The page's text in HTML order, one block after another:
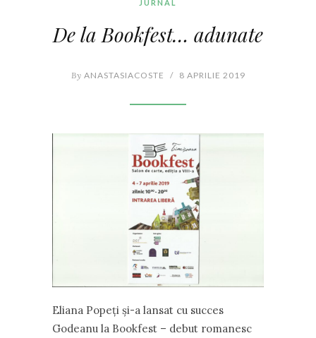
JURNAL
De la Bookfest… adunate
By ANASTASIACOSTE / 8 APRILIE 2019
Eliana Popeți și-a lansat cu succes
Godeanu la Bookfest – debut romanesc